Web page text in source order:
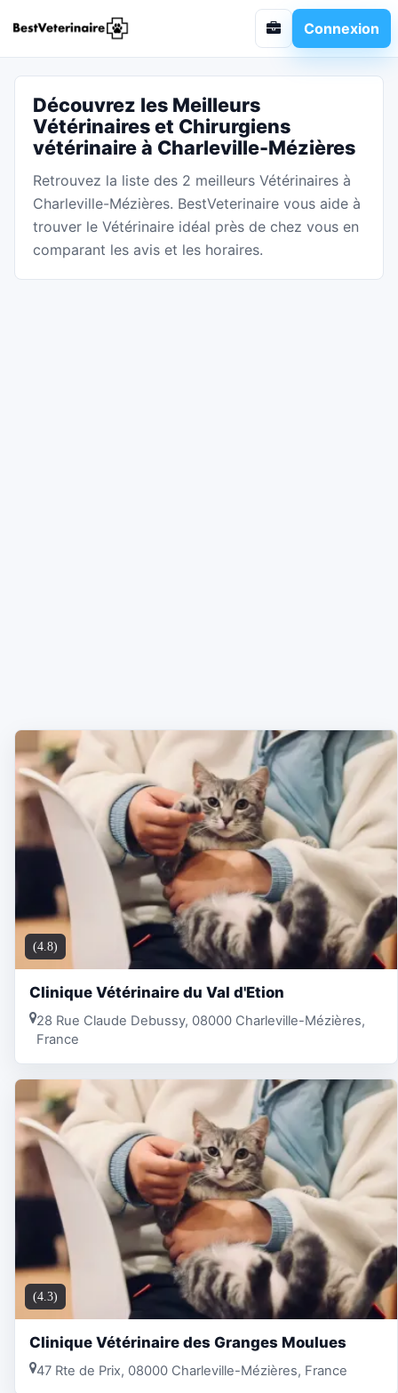
Connexion
Découvrez les Meilleurs
Vétérinaires et Chirurgiens
vétérinaire à Charleville-Mézières
Retrouvez la liste des 2 meilleurs Vétérinaires à
Charleville-Mézières. BestVeterinaire vous aide à
trouver le Vétérinaire idéal près de chez vous en
comparant les avis et les horaires.
(4.8)
Clinique Vétérinaire du Val d'Etion
28 Rue Claude Debussy, 08000 Charleville-Mézières,
France
(4.3)
Clinique Vétérinaire des Granges Moulues
47 Rte de Prix, 08000 Charleville-Mézières, France